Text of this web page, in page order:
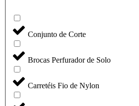
Conjunto de Corte
Brocas Perfurador de Solo
Carretéis Fio de Nylon